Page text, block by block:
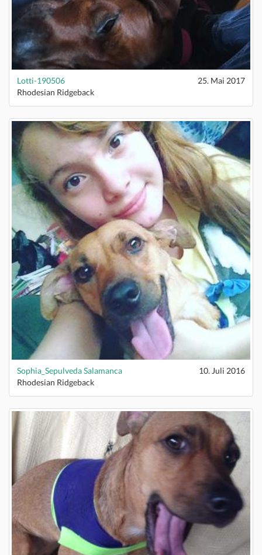
Lotti-190506
25. Mai 2017
Rhodesian Ridgeback
Sophia_Sepulveda Salamanca
10. Juli 2016
Rhodesian Ridgeback